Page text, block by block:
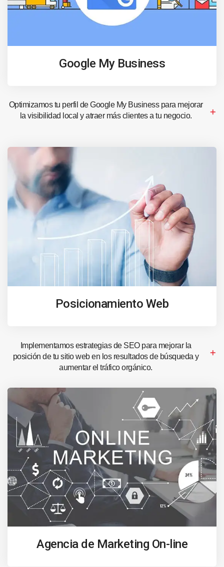
Google My Business
Optimizamos tu perfil de Google My Business para mejorar
la visibilidad local y atraer más clientes a tu negocio.
Posicionamiento Web
Implementamos estrategias de SEO para mejorar la
posición de tu sitio web en los resultados de búsqueda y
aumentar el tráfico orgánico.
Agencia de Marketing On-line